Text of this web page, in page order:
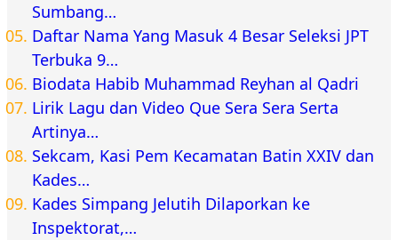
Sumbang…
Daftar Nama Yang Masuk 4 Besar Seleksi JPT
Terbuka 9…
Biodata Habib Muhammad Reyhan al Qadri
Lirik Lagu dan Video Que Sera Sera Serta
Artinya…
Sekcam, Kasi Pem Kecamatan Batin XXIV dan
Kades…
Kades Simpang Jelutih Dilaporkan ke
Inspektorat,…